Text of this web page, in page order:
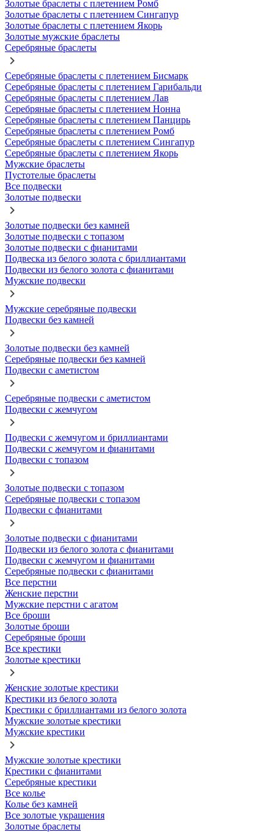
Золотые браслеты с плетением Ромб
Золотые браслеты с плетением Сингапур
Золотые браслеты с плетением Якорь
Золотые мужские браслеты
Серебряные браслеты
Серебряные браслеты с плетением Бисмарк
Серебряные браслеты с плетением Гарибальди
Серебряные браслеты с плетением Лав
Серебряные браслеты с плетением Нонна
Серебряные браслеты с плетением Панцирь
Серебряные браслеты с плетением Ромб
Серебряные браслеты с плетением Сингапур
Серебряные браслеты с плетением Якорь
Мужские браслеты
Пустотелые браслеты
Все подвески
Золотые подвески
Золотые подвески без камней
Золотые подвески с топазом
Золотые подвески с фианитами
Подвеска из белого золота с бриллиантами
Подвески из белого золота с фианитами
Мужские подвески
Мужские серебряные подвески
Подвески без камней
Золотые подвески без камней
Серебряные подвески без камней
Подвески с аметистом
Серебряные подвески с аметистом
Подвески с жемчугом
Подвески с жемчугом и бриллиантами
Подвески с жемчугом и фианитами
Подвески с топазом
Золотые подвески с топазом
Серебряные подвески с топазом
Подвески с фианитами
Золотые подвески с фианитами
Подвески из белого золота с фианитами
Подвески с жемчугом и фианитами
Серебряные подвески с фианитами
Все перстни
Женские перстни
Мужские перстни с агатом
Все броши
Золотые броши
Серебряные броши
Все крестики
Золотые крестики
Женские золотые крестики
Крестики из белого золота
Крестики с бриллиантами из белого золота
Мужские золотые крестики
Мужские крестики
Мужские золотые крестики
Крестики с фианитами
Серебряные крестики
Все колье
Колье без камней
Все золотые украшения
Золотые браслеты